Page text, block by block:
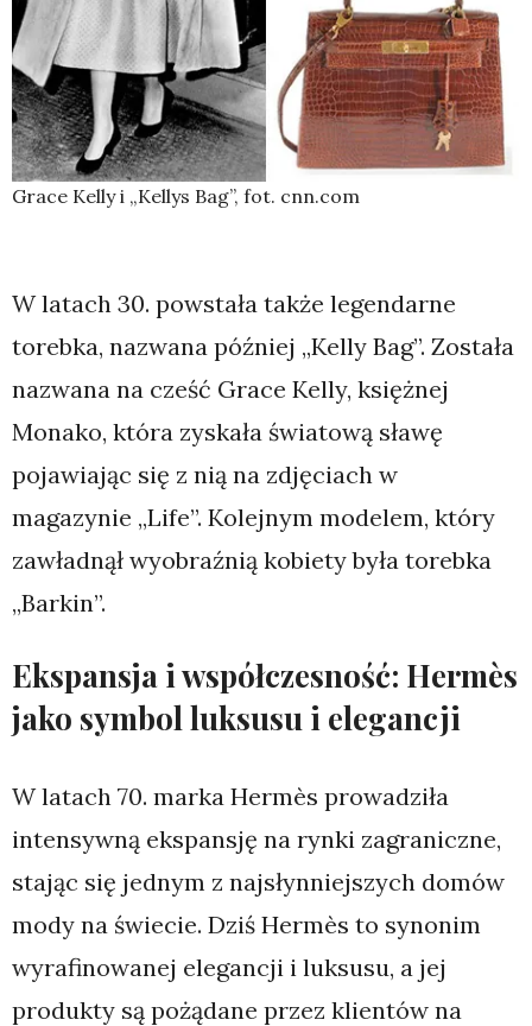
Grace Kelly i „Kellys Bag”, fot. cnn.com
W latach 30. powstała także legendarne
torebka, nazwana później „Kelly Bag”. Została
nazwana na cześć Grace Kelly, księżnej
Monako, która zyskała światową sławę
pojawiając się z nią na zdjęciach w
magazynie „Life”. Kolejnym modelem, który
zawładnął wyobraźnią kobiety była torebka
„Barkin”.
Ekspansja i współczesność: Hermès
jako symbol luksusu i elegancji
W latach 70. marka Hermès prowadziła
intensywną ekspansję na rynki zagraniczne,
stając się jednym z najsłynniejszych domów
mody na świecie. Dziś Hermès to synonim
wyrafinowanej elegancji i luksusu, a jej
produkty są pożądane przez klientów na